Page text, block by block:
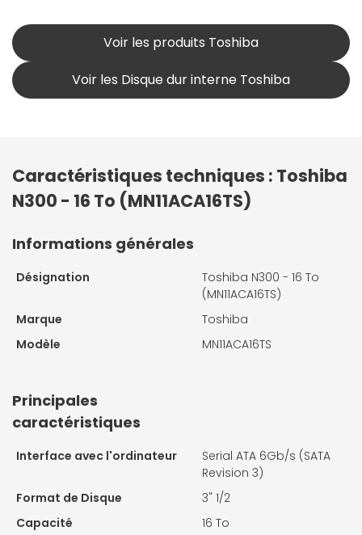
Voir les produits Toshiba
Voir les Disque dur interne Toshiba
Caractéristiques techniques : Toshiba
N300 - 16 To (MN11ACA16TS)
Informations générales
Désignation
Toshiba N300 - 16 To
(MN11ACA16TS)
Marque
Toshiba
Modèle
MN11ACA16TS
Principales
caractéristiques
Interface avec l'ordinateur
Serial ATA 6Gb/s (SATA
Revision 3)
Format de Disque
3" 1/2
Capacité
16 To